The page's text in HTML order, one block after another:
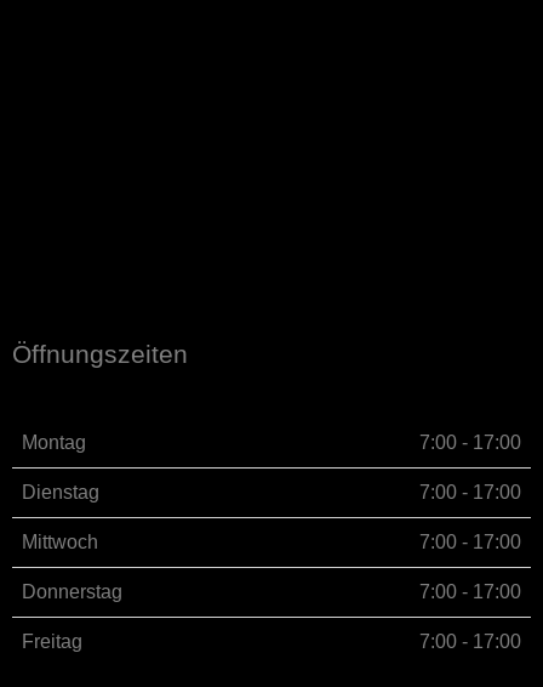
Öffnungszeiten
Montag 7:00 - 17:00
Dienstag 7:00 - 17:00
Mittwoch 7:00 - 17:00
Donnerstag 7:00 - 17:00
Freitag 7:00 - 17:00